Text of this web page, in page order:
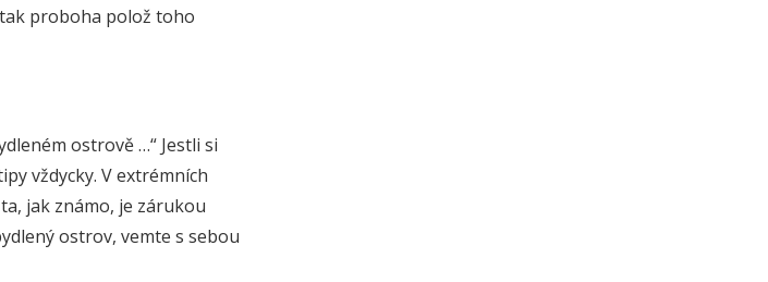
proboha polož toho
ostrově …“ Jestli si
vždycky. V extrémních
jak známo, je zárukou
ostrov, vemte s sebou